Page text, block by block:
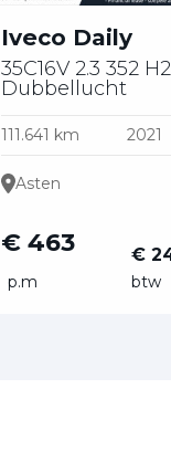
Iveco Daily
35C16V 2.3 352
Dubbellucht
111.641 km 2021
Asten
€ 463
p.m
€
btw